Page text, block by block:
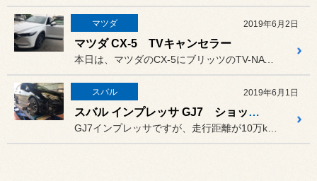
マツダ 2019年6月2日
マツダ CX-5 TVキャンセラー
本日は、マツダのCX-5にブリッツのTV-NAVIキャンセラーの取...
スバル 2019年6月1日
スバル インプレッサ GJ7 ショックアブソーバー交換